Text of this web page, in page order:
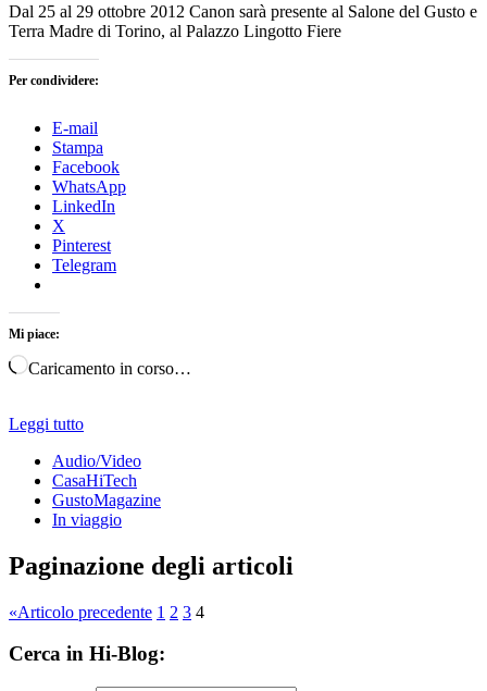
Dal 25 al 29 ottobre 2012 Canon sarà presente al Salone del Gusto e
Terra Madre di Torino, al Palazzo Lingotto Fiere
Per condividere:
E-mail
Stampa
Facebook
WhatsApp
LinkedIn
X
Pinterest
Telegram
Mi piace:
Caricamento in corso…
Leggi tutto
Audio/Video
CasaHiTech
GustoMagazine
In viaggio
Paginazione degli articoli
«Articolo precedente 1 2 3 4
Cerca in Hi-Blog: